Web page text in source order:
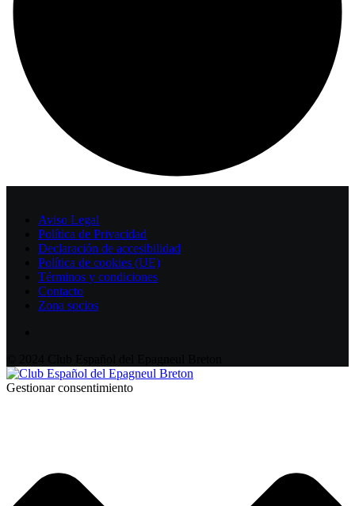
Aviso Legal
Política de Privacidad
Declaración de accesibilidad
Política de cookies (UE)
Términos y condiciones
Contacto
Zona socios
Gestionar consentimiento